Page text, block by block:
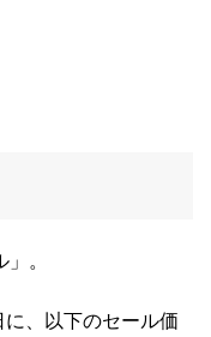
。
、以下のセール価